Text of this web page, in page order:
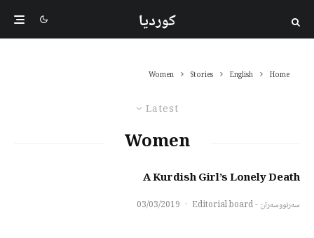
کوردیا
Home
English
Stories
Women
Latest
Women
A Kurdish Girl’s Lonely Death
سەرنووسەران - Editorial board ·
03/03/2019